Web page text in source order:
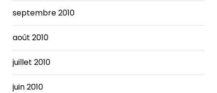
septembre 2010
août 2010
juillet 2010
juin 2010